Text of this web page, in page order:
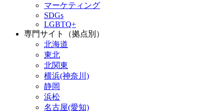
マーケティング
SDGs
LGBTQ+
専門サイト（拠点別）
北海道
東北
北関東
横浜(神奈川)
静岡
浜松
名古屋(愛知)